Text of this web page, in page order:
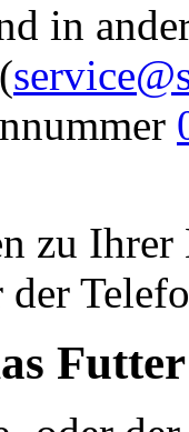
in
zu
der